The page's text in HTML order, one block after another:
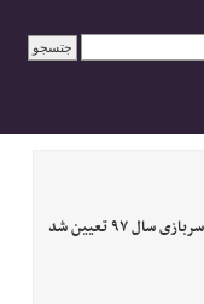
آخرین مهلت پرداخت جریمه غیبت سربازی سال ۹۷ تعیین شد